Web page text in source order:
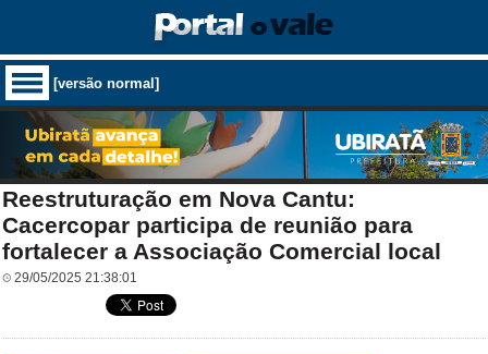
[versão normal]
Reestruturação em Nova Cantu:
Cacercopar participa de reunião para
fortalecer a Associação Comercial local
29/05/2025 21:38:01